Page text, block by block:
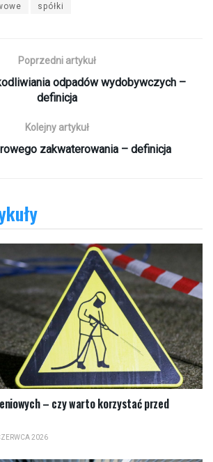
spółki
Poprzedni artykuł
odpadów wydobywczych –
definicja
Kolejny artykuł
zakwaterowania – definicja
– czy warto korzystać przed
2026